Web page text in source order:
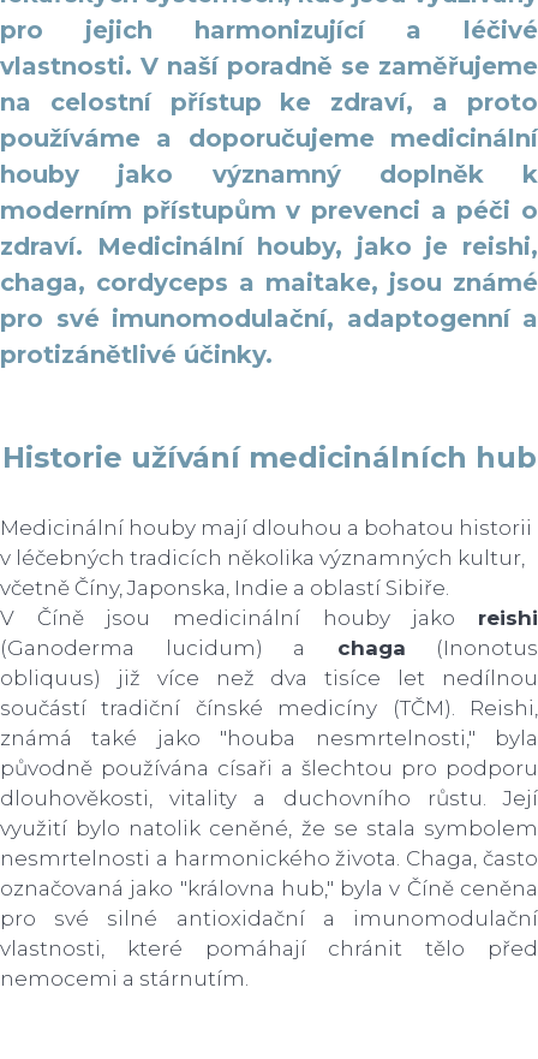
pro jejich harmonizující a léčivé
vlastnosti. V naší poradně se zaměřujeme
na celostní přístup ke zdraví, a proto
používáme a doporučujeme medicinální
houby jako významný doplněk k
moderním přístupům v prevenci a péči o
zdraví. Medicinální houby, jako je reishi,
chaga, cordyceps a maitake, jsou známé
pro své imunomodulační, adaptogenní a
protizánětlivé účinky.
Historie užívání medicinálních hub
Medicinální houby mají dlouhou a bohatou historii
v léčebných tradicích několika významných kultur,
včetně Číny, Japonska, Indie a oblastí Sibiře.
V Číně jsou medicinální houby jako reishi
(Ganoderma lucidum) a chaga (Inonotus
obliquus) již více než dva tisíce let nedílnou
součástí tradiční čínské medicíny (TČM). Reishi,
známá také jako "houba nesmrtelnosti," byla
původně používána císaři a šlechtou pro podporu
dlouhověkosti, vitality a duchovního růstu. Její
využití bylo natolik ceněné, že se stala symbolem
nesmrtelnosti a harmonického života. Chaga, často
označovaná jako "královna hub," byla v Číně ceněna
pro své silné antioxidační a imunomodulační
vlastnosti, které pomáhají chránit tělo před
nemocemi a stárnutím.